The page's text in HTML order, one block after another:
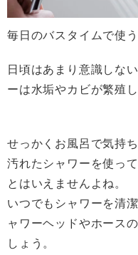
毎日のバスタイムで使
日頃はあまり意識しな
ーは水垢やカビが繁殖
せっかくお風呂で気持
汚れたシャワーを使っ
とはいえませんよね。
いつでもシャワーを清
ャワーヘッドやホース
しょう。